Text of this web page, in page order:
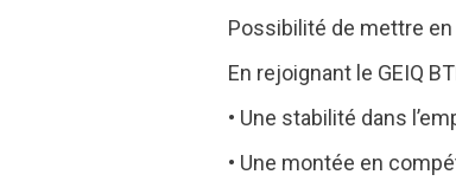
Possibilité de mettre en
En rejoignant le GEIQ
• Une stabilité dans
• Une montée en